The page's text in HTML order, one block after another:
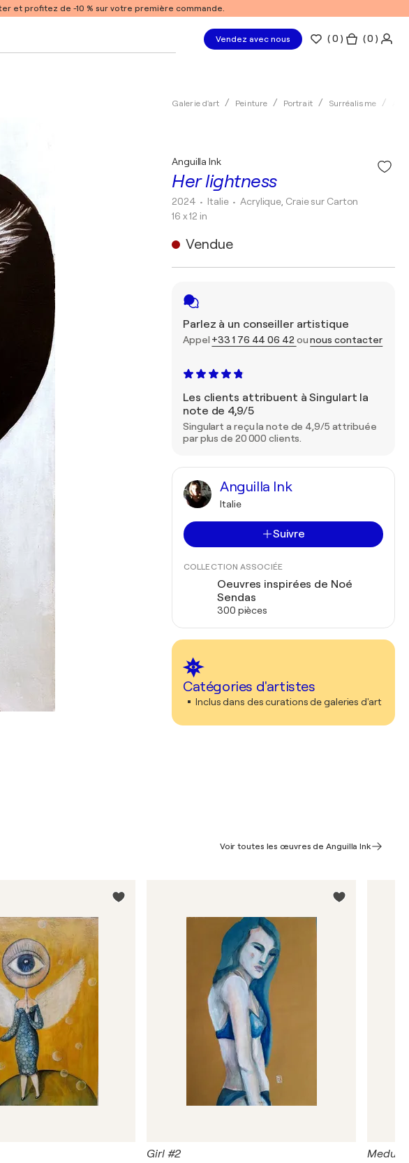
et profitez de -10 % sur votre première commande.
Vendez avec nous (0 ) ( 0 )
Galerie d'art Peinture Portrait Surréalisme
Her lightness
Anguilla Ink
2024 • Italie •Acrylique, Craie sur Carton
16 x 12 in
Vendue
Parlez à un conseiller artistique
Appel +33 1 76 44 06 42 ounous contacter
Les clients attribuent à Singulart la
note de 4,9/5
Singulart a reçu la note de 4,9/5 attribuée
par plus de 20 000 clients.
Anguilla Ink
Italie
Suivre
COLLECTION ASSOCIÉE
Oeuvres inspirées de Noé
Sendas
300 pièces
Catégories d'artistes
Inclus dans des curations de galeries d'art
Voir toutes les œuvres de Anguilla Ink
Girl #2 Medusa